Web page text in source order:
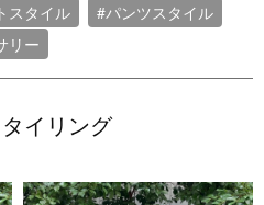
スタイル
#パンツスタイル
リー
イリング